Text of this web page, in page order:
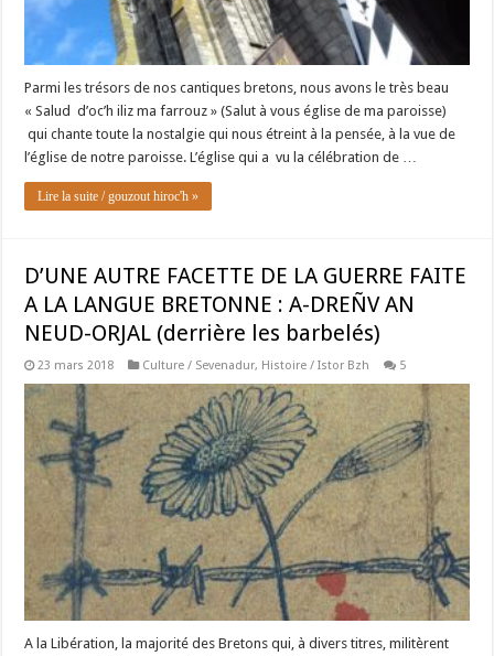
Parmi les trésors de nos cantiques bretons, nous avons le très beau
« Salud d’oc’h iliz ma farrouz » (Salut à vous église de ma paroisse)
qui chante toute la nostalgie qui nous étreint à la pensée, à la vue de
l’église de notre paroisse. L’église qui a vu la célébration de …
Lire la suite / gouzout hiroc'h »
D’UNE AUTRE FACETTE DE LA GUERRE FAITE
A LA LANGUE BRETONNE : A-DREÑV AN
NEUD-ORJAL (derrière les barbelés)
23 mars 2018 Culture / Sevenadur, Histoire / Istor Bzh 5
A la Libération, la majorité des Bretons qui, à divers titres, militèrent